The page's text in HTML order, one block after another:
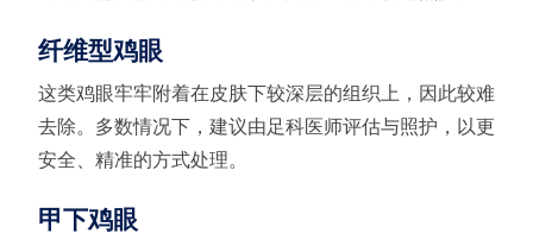
纤维型鸡眼
这类鸡眼牢牢附着在皮肤下较深层的组织上，因此较难
去除。多数情况下，建议由足科医师评估与照护，以更
安全、精准的方式处理。
甲下鸡眼